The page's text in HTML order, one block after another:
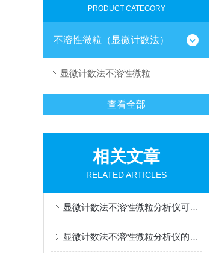
PRODUCT CATEGORY
不溶性微粒（显微计数法）
显微计数法不溶性微粒
查看全部
相关文章
RELATED ARTICLES
显微计数法不溶性微粒分析仪可概括为“显微成像+图像分析”
显微计数法不溶性微粒分析仪的作用体现在哪些方面?